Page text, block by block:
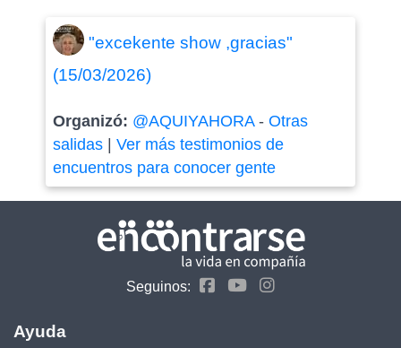
"excekente show ,gracias"
(15/03/2026)
Organizó: @AQUIYAHORA- Otras
salidas| Ver más testimonios de
encuentros para conocer gente
Seguinos:
Ayuda